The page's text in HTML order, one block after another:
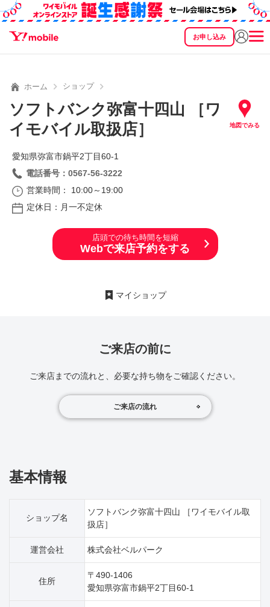
お申し込み
SEARCH
ホーム ショップ
ソフトバンク弥富十四山 ［ワ
イモバイル取扱店］
地図でみる
愛知県弥富市鍋平2丁目60‐1
電話番号：0567-56-3222
営業時間： 10:00～19:00
定休日：月一不定休
店頭での待ち時間を短縮
Webで来店予約をする
マイショップ
ご来店の前に
ご来店までの流れと、必要な持ち物をご確認ください。
ご来店の流れ
基本情報
ショップ名
ソフトバンク弥富十四山 ［ワイモバイル取
扱店］
運営会社 株式会社ベルパーク
住所
〒490-1406
愛知県弥富市鍋平2丁目60‐1